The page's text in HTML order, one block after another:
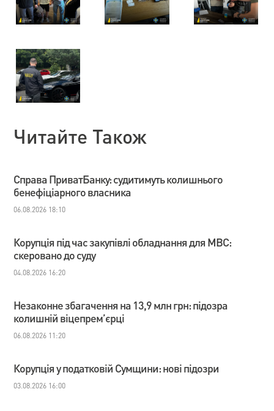
Читайте Також
Справа ПриватБанку: судитимуть колишнього
бенефіціарного власника
06.08.2026 18:10
Корупція під час закупівлі обладнання для МВС:
скеровано до суду
04.08.2026 16:20
Незаконне збагачення на 13,9 млн грн: підозра
колишній віцепрем’єрці
06.08.2026 11:20
Корупція у податковій Сумщини: нові підозри
03.08.2026 16:00